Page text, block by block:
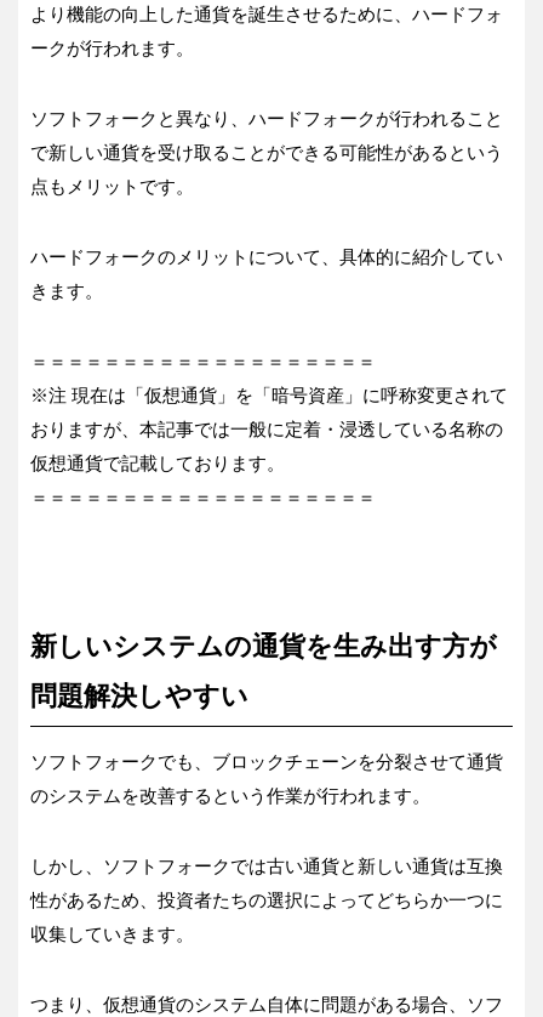
より機能の向上した通貨を誕生させるために、ハードフォ
ークが行われます。
ソフトフォークと異なり、ハードフォークが行われること
で新しい通貨を受け取ることができる可能性があるという
点もメリットです。
ハードフォークのメリットについて、具体的に紹介してい
きます。
＝＝＝＝＝＝＝＝＝＝＝＝＝＝＝＝＝＝＝
※注 現在は「仮想通貨」を「暗号資産」に呼称変更されて
おりますが、本記事では一般に定着・浸透している名称の
仮想通貨で記載しております。
＝＝＝＝＝＝＝＝＝＝＝＝＝＝＝＝＝＝＝
新しいシステムの通貨を生み出す方が
問題解決しやすい
ソフトフォークでも、ブロックチェーンを分裂させて通貨
のシステムを改善するという作業が行われます。
しかし、ソフトフォークでは古い通貨と新しい通貨は互換
性があるため、投資者たちの選択によってどちらか一つに
収集していきます。
つまり、仮想通貨のシステム自体に問題がある場合、ソフ